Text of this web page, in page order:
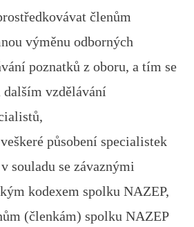
členům
výměnu odborných
poznatků z oboru, a tím se
vzdělávání
působení specialistek
souladu se závaznými
kodexem spolku NAZEP,
(členkám) spolku NAZEP